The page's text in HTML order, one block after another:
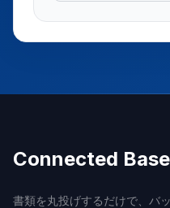
Connected Base
書類を丸投げするだけで、バ